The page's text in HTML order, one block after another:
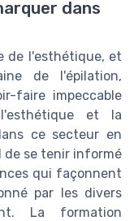
dans
de l'esthétique, et
de l'épilation,
faire impeccable
et la
ce secteur en
se tenir informé
qui façonnent
par les divers
La formation